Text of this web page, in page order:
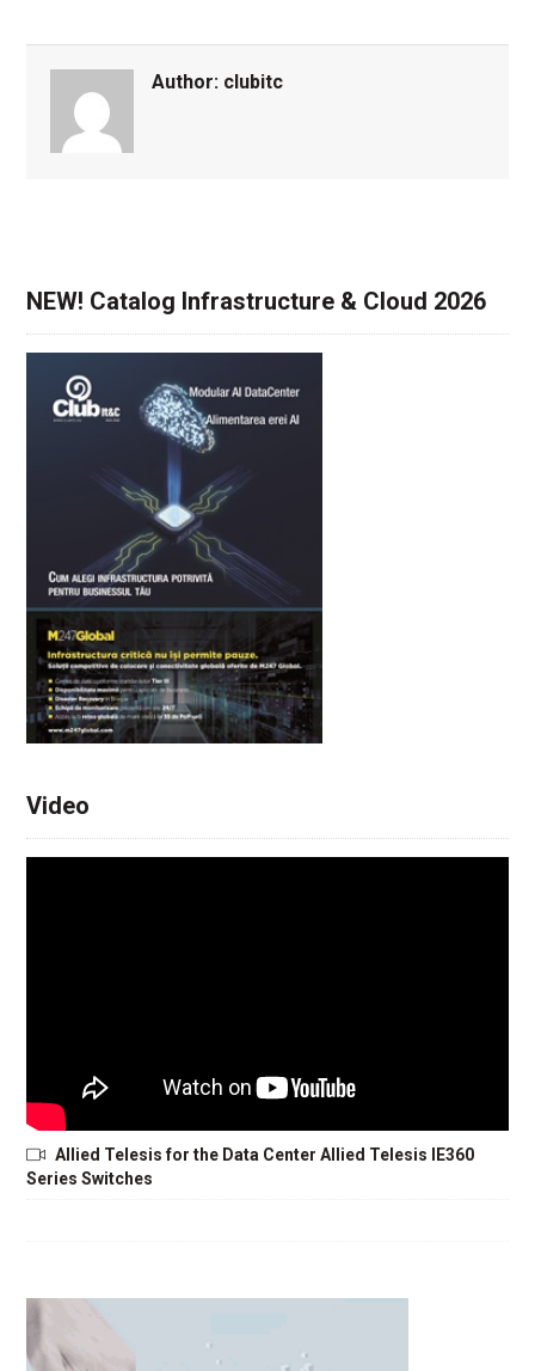
Author: clubitc
NEW! Catalog Infrastructure & Cloud 2026
Video
Allied Telesis for the Data Center Allied Telesis IE360
Series Switches